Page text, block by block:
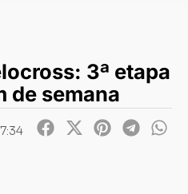
3ª etapa
de semana